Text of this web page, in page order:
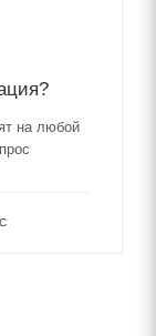
на любой